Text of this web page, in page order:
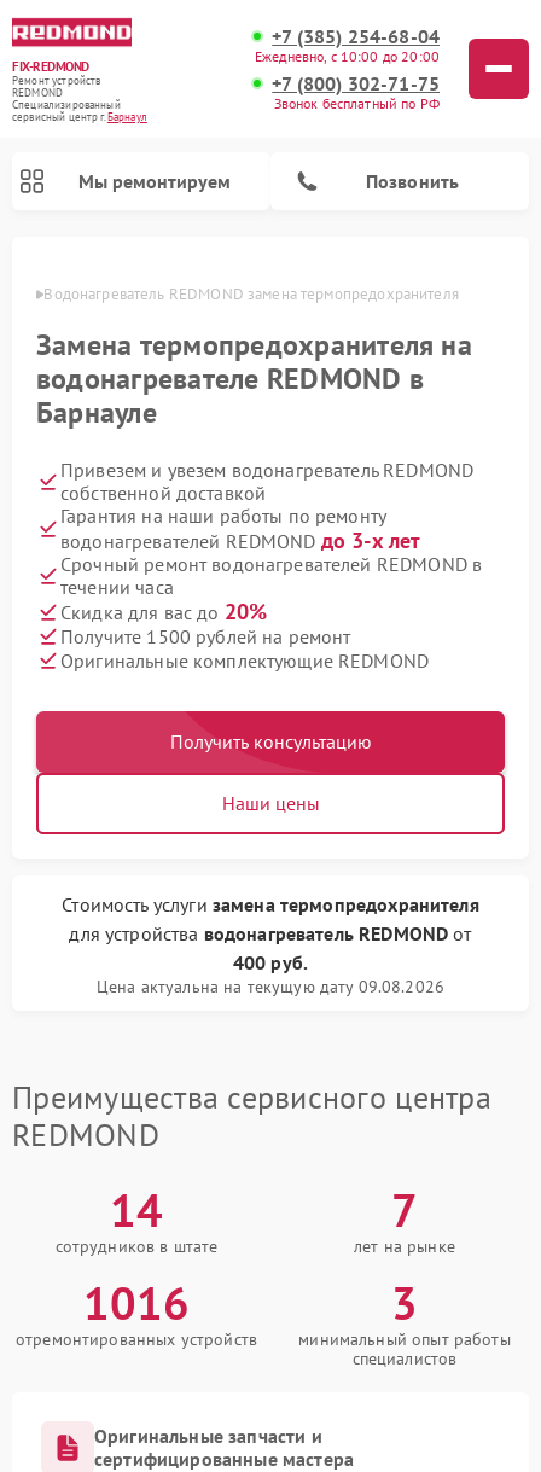
FIX-REDMOND
Ремонт устройств
REDMOND
Специализированный
cервисный центр г.Барнаул
+7 (385) 254-68-04
Ежедневно, с 10:00 до 20:00
+7 (800) 302-71-75
Звонок бесплатный по РФ
Мы ремонтируем Позвонить
Водонагреватель REDMOND замена термопредохранителя
Замена термопредохранителя на
водонагревателе REDMOND в
Барнауле
Привезем и увезем водонагреватель REDMOND
собственной доставкой
Гарантия на наши работы по ремонту
водонагревателей REDMOND до 3-х лет
Срочный ремонт водонагревателей REDMOND в
течении часа
Скидка для вас до 20%
Получите 1500 рублей на ремонт
Оригинальные комплектующие REDMOND
Получить консультацию
Наши цены
Стоимость услуги замена термопредохранителя
для устройства водонагреватель REDMOND от
400 руб.
Цена актуальна на текущую дату 09.08.2026
Преимущества сервисного центра
REDMOND
14
сотрудников в штате
7
лет на рынке
1016
отремонтированных устройств
3
минимальный опыт работы
специалистов
Оригинальные запчасти и
сертифицированные мастера